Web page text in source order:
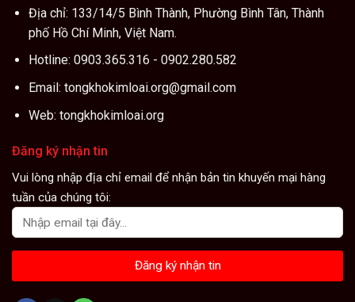
Địa chỉ: 133/14/5 Bình Thành, Phường Bình Tân, Thành
phố Hồ Chí Minh, Việt Nam.
Hotline: 0903.365.316 - 0902.280.582
Email: tongkhokimloai.org@gmail.com
Web: tongkhokimloai.org
Đăng ký nhận tin
Vui lòng nhập địa chỉ email để nhận bản tin khuyến mại hàng
tuần của chúng tôi: